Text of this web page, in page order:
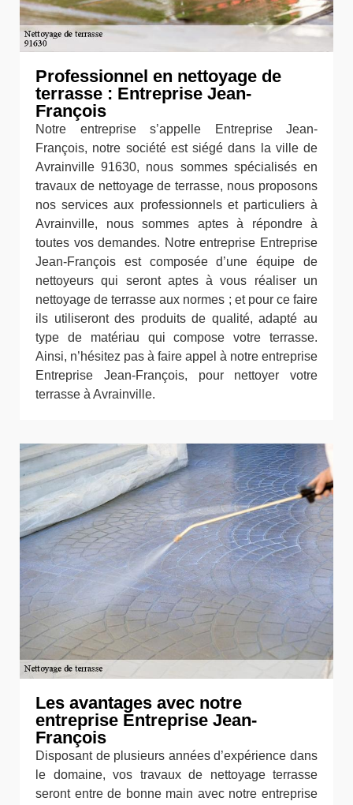
Professionnel en nettoyage de
terrasse : Entreprise Jean-
François
Notre entreprise s’appelle Entreprise Jean-
François, notre société est siégé dans la ville de
Avrainville 91630, nous sommes spécialisés en
travaux de nettoyage de terrasse, nous proposons
nos services aux professionnels et particuliers à
Avrainville, nous sommes aptes à répondre à
toutes vos demandes. Notre entreprise Entreprise
Jean-François est composée d’une équipe de
nettoyeurs qui seront aptes à vous réaliser un
nettoyage de terrasse aux normes ; et pour ce faire
ils utiliseront des produits de qualité, adapté au
type de matériau qui compose votre terrasse.
Ainsi, n’hésitez pas à faire appel à notre entreprise
Entreprise Jean-François, pour nettoyer votre
terrasse à Avrainville.
Les avantages avec notre
entreprise Entreprise Jean-
François
Disposant de plusieurs années d’expérience dans
le domaine, vos travaux de nettoyage terrasse
seront entre de bonne main avec notre entreprise